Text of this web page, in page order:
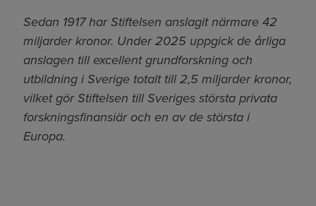
Sedan 1917 har Stiftelsen anslagit närmare 42
miljarder kronor. Under 2025 uppgick de årliga
anslagen till excellent grundforskning och
utbildning i Sverige totalt till 2,5 miljarder kronor,
vilket gör Stiftelsen till Sveriges största privata
forskningsfinansiär och en av de största i
Europa.